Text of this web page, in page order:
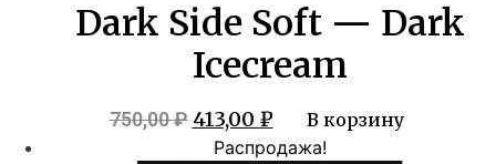
Dark Side Soft — Dark
Icecream
750,00₽ Первоначальная
цена
413,00 ₽Текущая
цена:
В корзину
Распродажа!